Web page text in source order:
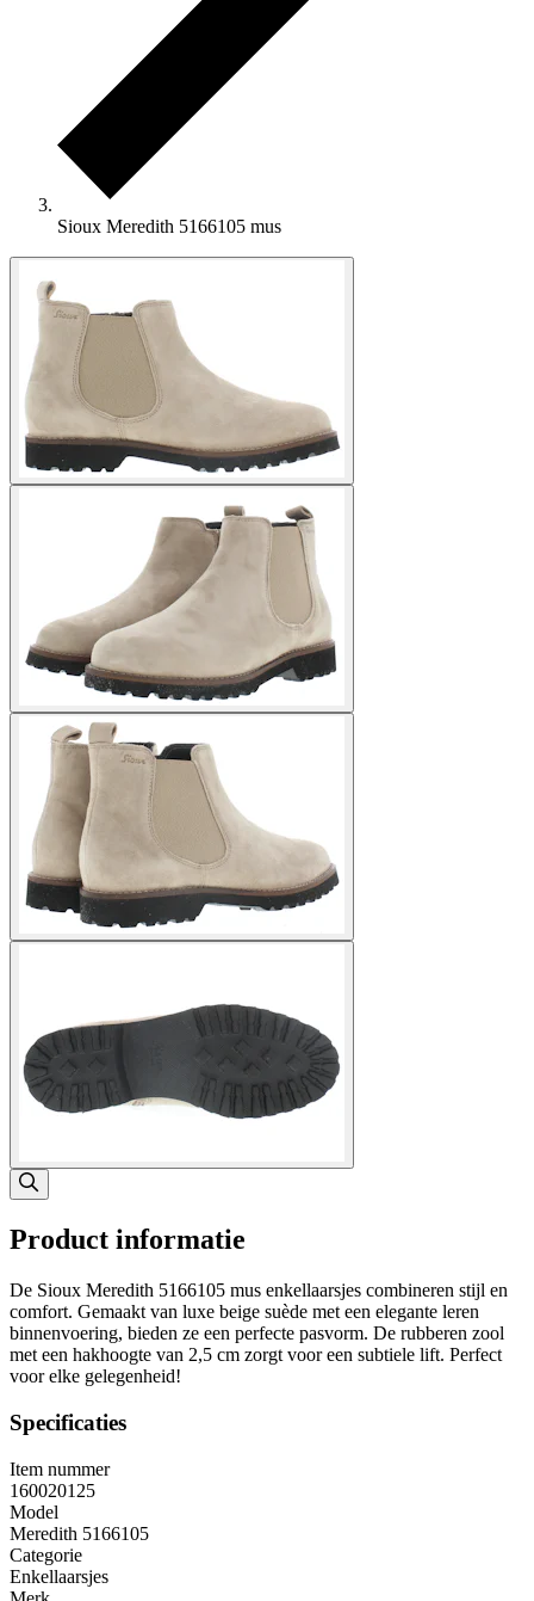
Sioux Meredith 5166105 mus
Product informatie
De Sioux Meredith 5166105 mus enkellaarsjes combineren stijl en
comfort. Gemaakt van luxe beige suède met een elegante leren
binnenvoering, bieden ze een perfecte pasvorm. De rubberen zool
met een hakhoogte van 2,5 cm zorgt voor een subtiele lift. Perfect
voor elke gelegenheid!
Specificaties
Item nummer
160020125
Model
Meredith 5166105
Categorie
Enkellaarsjes